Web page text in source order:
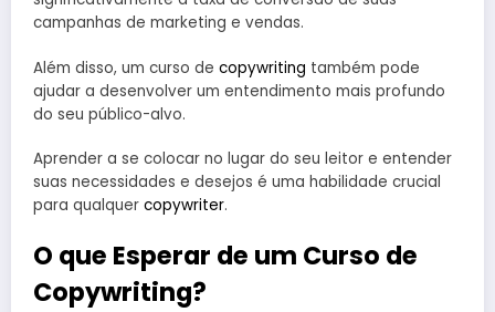
campanhas de marketing e vendas.
Além disso, um curso de copywriting também pode
ajudar a desenvolver um entendimento mais profundo
do seu público-alvo.
Aprender a se colocar no lugar do seu leitor e entender
suas necessidades e desejos é uma habilidade crucial
para qualquer copywriter.
O que Esperar de um Curso de
Copywriting?